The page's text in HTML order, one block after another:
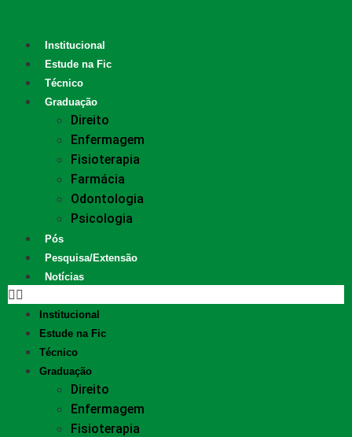
Institucional
Estude na Fic
Técnico
Graduação
Direito
Enfermagem
Fisioterapia
Farmácia
Odontologia
Psicologia
Pós
Pesquisa/Extensão
Notícias
Institucional
Estude na Fic
Técnico
Graduação
Direito
Enfermagem
Fisioterapia